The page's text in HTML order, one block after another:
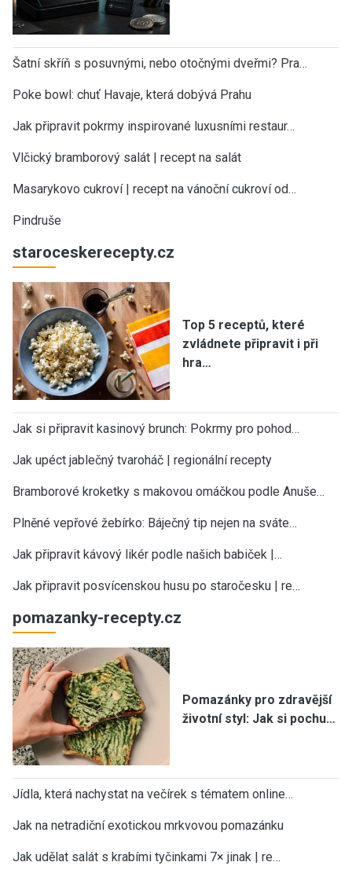
Šatní skříň s posuvnými, nebo otočnými dveřmi? Pra…
Poke bowl: chuť Havaje, která dobývá Prahu
Jak připravit pokrmy inspirované luxusními restaur…
Vlčický bramborový salát | recept na salát
Masarykovo cukroví | recept na vánoční cukroví od…
Pindruše
staroceskerecepty.cz
Top 5 receptů, které
zvládnete připravit i při
hra…
Jak si připravit kasinový brunch: Pokrmy pro pohod…
Jak upéct jablečný tvaroháč | regionální recepty
Bramborové kroketky s makovou omáčkou podle Anuše…
Plněné vepřové žebírko: Báječný tip nejen na sváte…
Jak připravit kávový likér podle našich babiček |…
Jak připravit posvícenskou husu po staročesku | re…
pomazanky-recepty.cz
Pomazánky pro zdravější
životní styl: Jak si pochu…
Jídla, která nachystat na večírek s tématem online…
Jak na netradiční exotickou mrkvovou pomazánku
Jak udělat salát s krabími tyčinkami 7× jinak | re…